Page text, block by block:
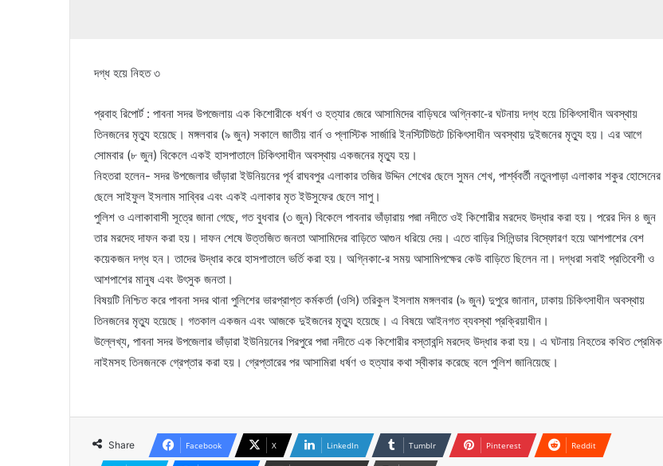
দগ্ধ হয়ে নিহত ৩
প্রবাহ রিপোর্ট : পাবনা সদর উপজেলায় এক কিশোরীকে ধর্ষণ ও হত্যার জেরে আসামিদের বাড়িঘরে অগ্নিকা-ের ঘটনায় দগ্ধ হয়ে চিকিৎসাধীন অবস্থায়
তিনজনের মৃত্যু হয়েছে। মঙ্গলবার (৯ জুন) সকালে জাতীয় বার্ন ও প্লাস্টিক সার্জারি ইনস্টিটিউটে চিকিৎসাধীন অবস্থায় দুইজনের মৃত্যু হয়। এর আগে
সোমবার (৮ জুন) বিকেলে একই হাসপাতালে চিকিৎসাধীন অবস্থায় একজনের মৃত্যু হয়।
নিহতরা হলেন- সদর উপজেলার ভাঁড়ারা ইউনিয়নের পূর্ব রাঘবপুর এলাকার তজির উদ্দিন শেখের ছেলে সুমন শেখ, পার্শ্ববর্তী নতুনপাড়া এলাকার শকুর হোসেনের
ছেলে সাইফুল ইসলাম সাব্বির এবং একই এলাকার মৃত ইউসুফের ছেলে সাপু।
পুলিশ ও এলাকাবাসী সূত্রে জানা গেছে, গত বুধবার (৩ জুন) বিকেলে পাবনার ভাঁড়ারায় পদ্মা নদীতে ওই কিশোরীর মরদেহ উদ্ধার করা হয়। পরের দিন ৪ জুন
তার মরদেহ দাফন করা হয়। দাফন শেষে উত্তজিত জনতা আসামিদের বাড়িতে আগুন ধরিয়ে দেয়। এতে বাড়ির সিলিন্ডার বিস্ফোরণ হয়ে আশপাশের বেশ
কয়েকজন দগ্ধ হন। তাদের উদ্ধার করে হাসপাতালে ভর্তি করা হয়। অগ্নিকা-ের সময় আসামিপক্ষের কেউ বাড়িতে ছিলেন না। দগ্ধরা সবাই প্রতিবেশী ও
আশপাশের মানুষ এবং উৎসুক জনতা।
বিষয়টি নিশ্চিত করে পাবনা সদর থানা পুলিশের ভারপ্রাপ্ত কর্মকর্তা (ওসি) তরিকুল ইসলাম মঙ্গলবার (৯ জুন) দুপুরে জানান, ঢাকায় চিকিৎসাধীন অবস্থায়
তিনজনের মৃত্যু হয়েছে। গতকাল একজন এবং আজকে দুইজনের মৃত্যু হয়েছে। এ বিষয়ে আইনগত ব্যবস্থা প্রক্রিয়াধীন।
উল্লেখ্য, পাবনা সদর উপজেলার ভাঁড়ারা ইউনিয়নের পিরপুরে পদ্মা নদীতে এক কিশোরীর বস্তাবন্দি মরদেহ উদ্ধার করা হয়। এ ঘটনায় নিহতের কথিত প্রেমিক
নাইমসহ তিনজনকে গ্রেপ্তার করা হয়। গ্রেপ্তারের পর আসামিরা ধর্ষণ ও হত্যার কথা স্বীকার করেছে বলে পুলিশ জানিয়েছে।
Share Facebook X LinkedIn Tumblr Pinterest Reddit